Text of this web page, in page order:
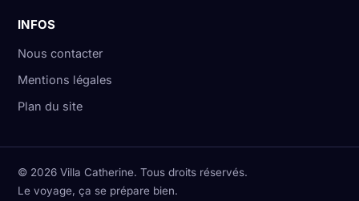
INFOS
Nous contacter
Mentions légales
Plan du site
© 2026 Villa Catherine. Tous droits réservés.
Le voyage, ça se prépare bien.